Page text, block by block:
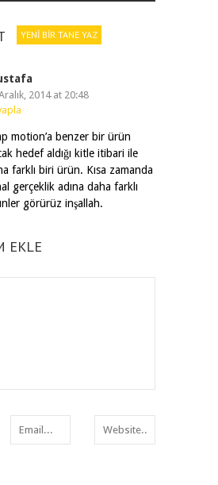
YENI BIR TANE YAZ
2014 at 20:48
motion’a benzer bir ürün
hedef aldığı kitle itibari ile
farklı biri ürün. Kısa zamanda
gerçeklik adına daha farklı
görürüz inşallah.
EKLE